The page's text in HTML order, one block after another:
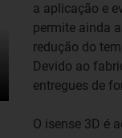
a aplicação e
permite ainda
redução do
Devido ao
entregues de
O isense 3D é